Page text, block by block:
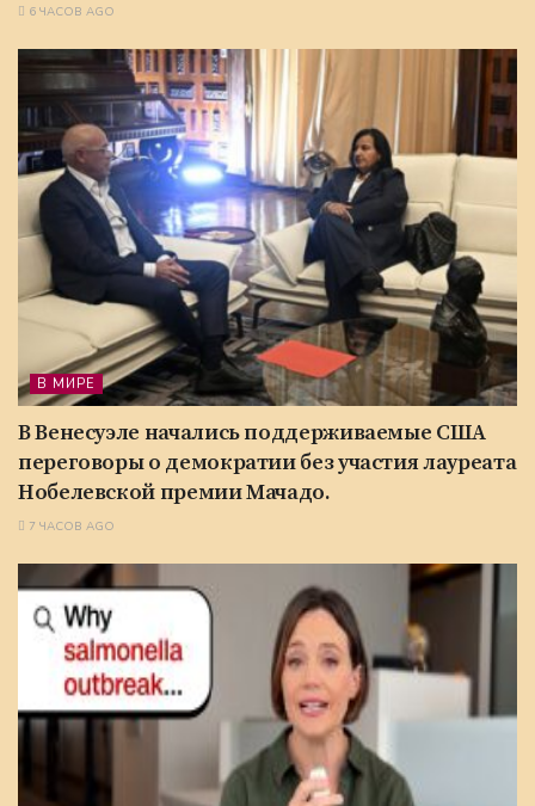
6 ЧАСОВ AGO
В МИРЕ
В Венесуэле начались поддерживаемые США
переговоры о демократии без участия лауреата
Нобелевской премии Мачадо.
7 ЧАСОВ AGO